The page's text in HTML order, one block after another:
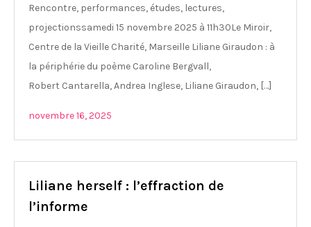
Rencontre, performances, études, lectures,
projectionssamedi 15 novembre 2025 à 11h30Le Miroir,
Centre de la Vieille Charité, Marseille Liliane Giraudon : à
la périphérie du poème Caroline Bergvall,
Robert Cantarella, Andrea Inglese, Liliane Giraudon, […]
novembre 16, 2025
Liliane herself : l’effraction de
l’informe